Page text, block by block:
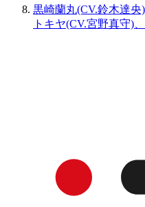
黒崎蘭丸(CV.鈴木達
トキヤ(CV.宮野真守)